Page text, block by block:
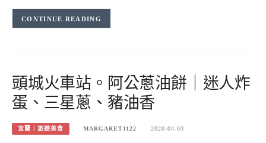
CONTINUE READING
頭城火車站。阿公蔥油餅｜迷人炸
蛋、三星蔥、豬油香
宜蘭｜旅遊美食 MARGARET1122 2020-04-03